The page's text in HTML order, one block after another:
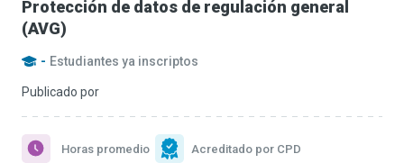
Protección de datos de regulación general
(AVG)
- Estudiantes ya inscriptos
Publicado por
Horas promedio Acreditado por CPD